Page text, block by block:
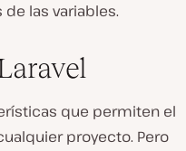
las variables.
que permiten el
proyecto. Pero